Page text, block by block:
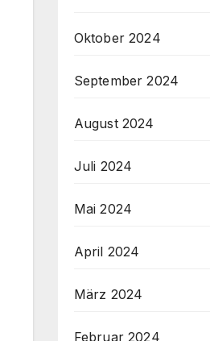
Oktober 2024
September 2024
August 2024
Juli 2024
Mai 2024
April 2024
März 2024
Februar 2024